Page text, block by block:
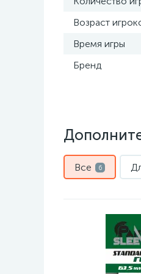
Возраст
Время игры
Бренд
Все 6